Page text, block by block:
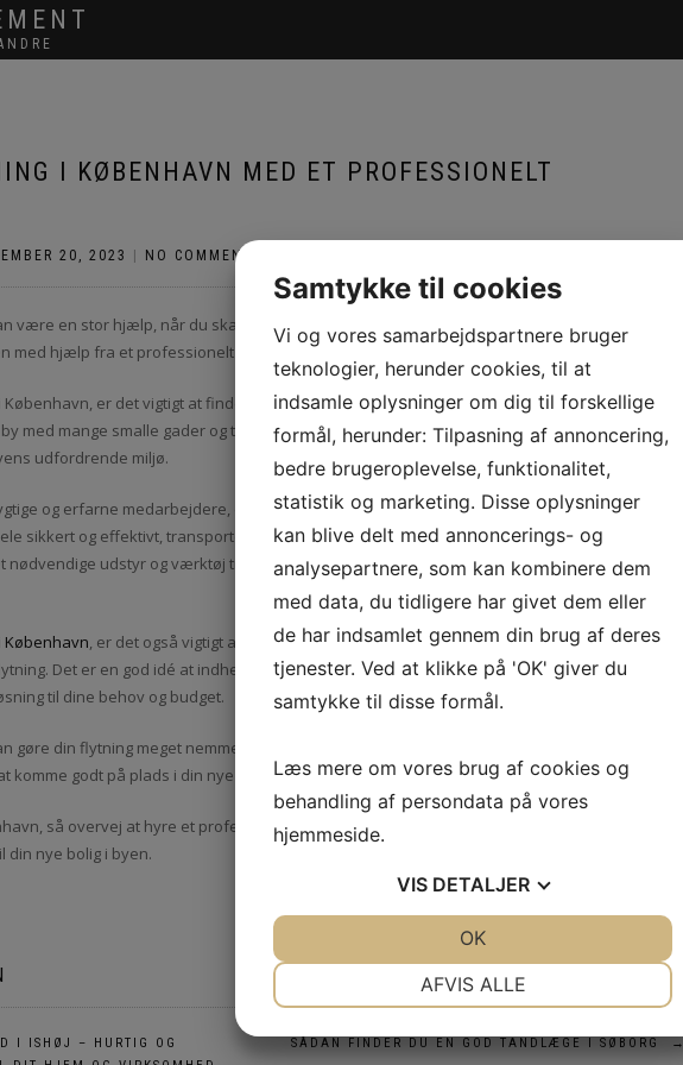
I KØBENHAVN MED ET PROFESSIONELT
20, 2023 NO COMMENTS
være en stor hjælp, når du skal flytte til en ny bolig i byen. Flytning kan være en stressende
med hjælp fra et professionelt flyttefirma kan du spare tid og undgå besværet.
er det vigtigt at finde et firma, der har erfaring og ekspertise inden for flytning i
med mange smalle gader og trange opgange, så det er vigtigt at vælge et firma, der har
udfordrende miljø.
og erfarne medarbejdere, der kan håndtere alle aspekter af din flytning. De vil være i
sikkert og effektivt, transportere dem til din nye bolig og hjælpe med at pakke ud, når du er
nødvendige udstyr og værktøj til at flytte store og tunge genstande, såsom møbler og
, er det også vigtigt at overveje omkostningerne. Priserne kan variere afhængigt af
Det er en god idé at indhente tilbud fra flere forskellige firmaer, så du kan sammenligne
til dine behov og budget.
gøre din flytning meget nemmere og mindre stressende. Ved at overlade flytteopgaven til
komme godt på plads i din nye bolig og undgå besværet ved at håndtere flytningen selv.
så overvej at hyre et professionelt flyttefirma. Det vil spare dig tid, besvær og stress, og
din nye bolig i byen.
I ISHØJ – HURTIG OG
SÅDAN FINDER DU EN GOD TANDLÆGE I SØBORG →
Samtykke til cookies
Vi og vores samarbejdspartnere bruger
teknologier, herunder cookies, til at
indsamle oplysninger om dig til forskellige
formål, herunder: Tilpasning af annoncering,
bedre brugeroplevelse, funktionalitet,
statistik og marketing. Disse oplysninger
kan blive delt med annoncerings- og
analysepartnere, som kan kombinere dem
med data, du tidligere har givet dem eller
de har indsamlet gennem din brug af deres
tjenester. Ved at klikke på 'OK' giver du
samtykke til disse formål.
Læs mere om vores brug af cookies og
behandling af persondata på vores
hjemmeside.
VIS DETALJER
AFVIS ALLE
OK